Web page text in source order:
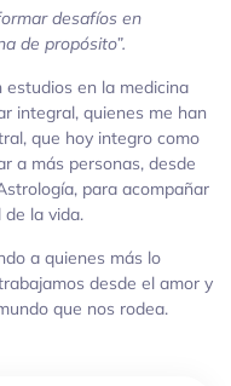
desafíos en
de propósito”.
estudios en la medicina
integral, quienes me han
que hoy integro como
a más personas, desde
para acompañar
la vida.
a quienes más lo
desde el amor y
que nos rodea.